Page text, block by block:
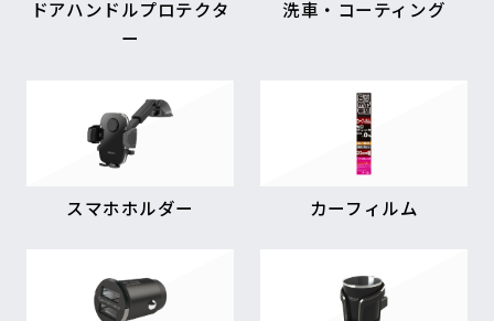
ドアハンドルプロテクタ
ー
洗車・コーティング
スマホホルダー カーフィルム